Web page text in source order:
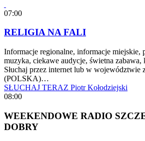
07:00
RELIGIA NA FALI
Informacje regionalne, informacje miejskie,
muzyka, ciekawe audycje, świetna zabawa,
Słuchaj przez internet lub w województwie
(POLSKA)…
SŁUCHAJ TERAZ Piotr Kołodziejski
08:00
WEEKENDOWE RADIO
DOBRY